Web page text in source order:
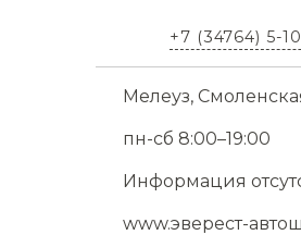
+7 (34764) 5-
Мелеуз,
пн-сб 8:00–19:00
Информация
www.эверест-